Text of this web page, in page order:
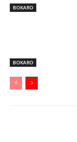
BOKARO
BOKARO